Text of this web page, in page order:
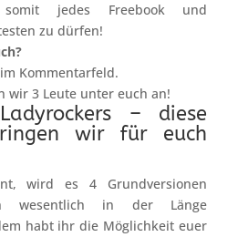
jedes Freebook und
zu dürfen!
Kommentarfeld.
wir 3 Leute unter euch an!
– diese
wir für euch
wird es 4 Grundversionen
wesentlich in der Länge
habt ihr die Möglichkeit euer